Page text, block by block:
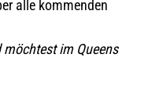
alle kommenden
im Queens